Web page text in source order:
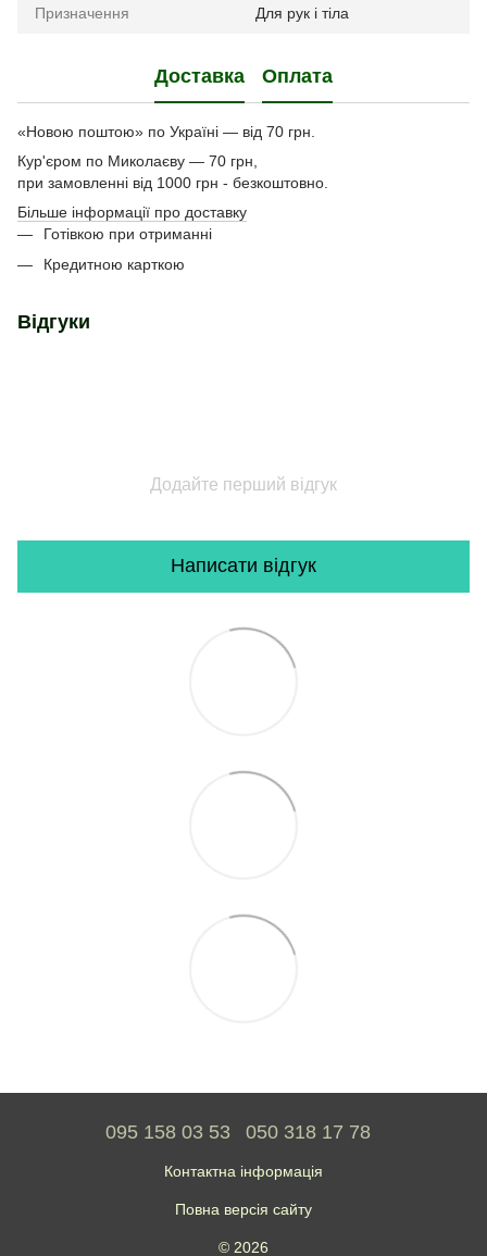
Призначення Для рук і тіла
Доставка Оплата
«Новою поштою» по Україні — від 70 грн.
Кур'єром по Миколаєву — 70 грн,
при замовленні від 1000 грн - безкоштовно.
Більше інформації про доставку
Готівкою при отриманні
Кредитною карткою
Відгуки
Додайте перший відгук
Написати відгук
095 158 03 53 050 318 17 78
Контактна інформація
Повна версія сайту
© 2026